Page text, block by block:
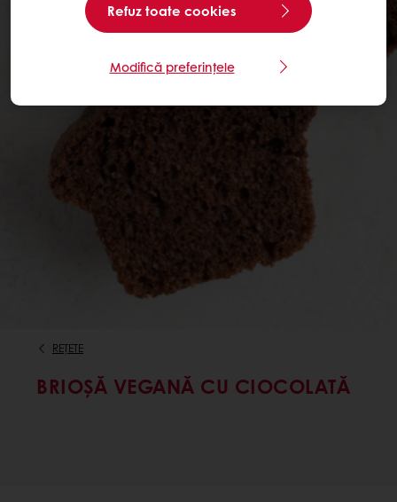
REȚETE
BRIOȘĂ VEGANĂ CU CIOCOLATĂ
Refuz toate cookies
Modifică preferințele